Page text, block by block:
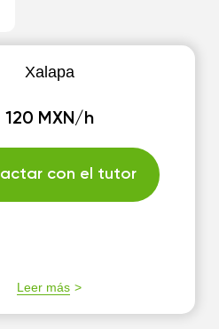
Xalapa
120 MXN/h
con el tutor
Leer más